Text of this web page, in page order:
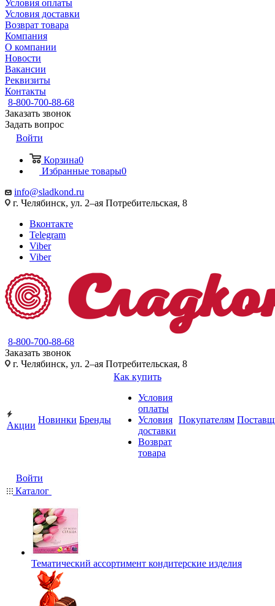
Условия оплаты
Условия доставки
Возврат товара
Компания
О компании
Новости
Вакансии
Реквизиты
Контакты
8-800-700-88-68
Заказать звонок
Задать вопрос
Войти
Корзина0
Избранные товары0
info@sladkond.ru
г. Челябинск, ул. 2–ая Потребительская, 8
Вконтакте
Telegram
Viber
Viber
8-800-700-88-68
Заказать звонок
г. Челябинск, ул. 2–ая Потребительская, 8
Акции
Новинки Бренды
Как купить
Условия
оплаты
Условия
доставки
Возврат
товара
Покупателям
Войти
Каталог
Тематический ассортимент кондитерские изделия